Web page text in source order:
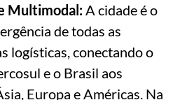
Multimodal: A cidade é o
de todas as
logísticas, conectando o
e o Brasil aos
Europa e Américas. Na